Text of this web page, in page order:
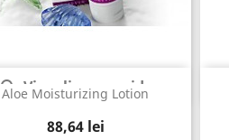
Aloe Moisturizing Lotion
Pret
88,64 lei
Vizualizare rapida